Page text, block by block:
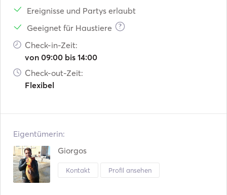
Ereignisse und Partys erlaubt
Geeignet für Haustiere
?
Check-in-Zeit:
von 09:00 bis 14:00
Check-out-Zeit:
Flexibel
Eigentümerin:
Giorgos
Kontakt Profil ansehen